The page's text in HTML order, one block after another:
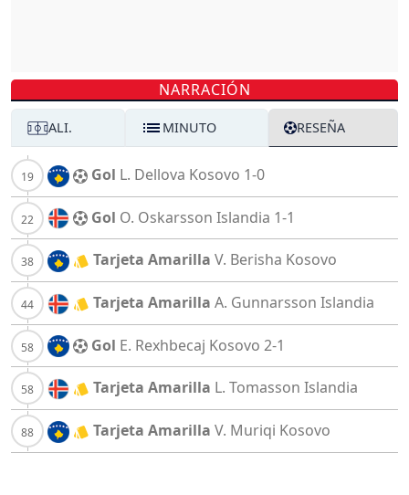
NARRACIÓN
ALI. MINUTO RESEÑA
Gol L. Dellova Kosovo 1-0
Gol O. Oskarsson Islandia 1-1
Tarjeta Amarilla V. Berisha Kosovo
Tarjeta Amarilla A. Gunnarsson Islandia
Gol E. Rexhbecaj Kosovo 2-1
Tarjeta Amarilla L. Tomasson Islandia
Tarjeta Amarilla V. Muriqi Kosovo